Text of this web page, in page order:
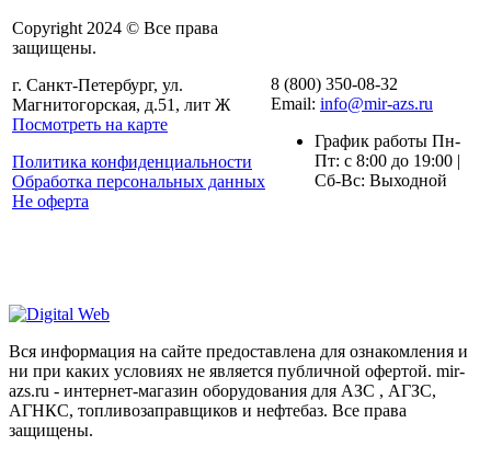
Copyright 2024 © Все права
защищены.
г. Санкт-Петербург, ул.
Магнитогорская, д.51, лит Ж
Посмотреть на карте
Политика конфиденциальности
Обработка персональных данных
Не оферта
8 (800) 350-08-32
Email: info@mir-azs.ru
График работы Пн-
Пт: с 8:00 до 19:00 |
Сб-Вс: Выходной
Вся информация на сайте предоставлена для ознакомления и
ни при каких условиях не является публичной офертой. mir-
azs.ru - интернет-магазин оборудования для АЗС , АГЗС,
АГНКС, топливозаправщиков и нефтебаз. Все права
защищены.